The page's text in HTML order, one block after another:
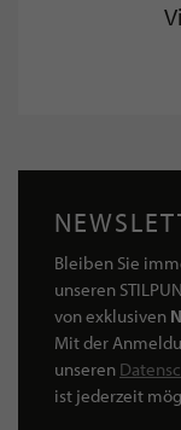
Bleiben Sie
unseren
von exklusiven
Mit der
unseren
ist jederzeit